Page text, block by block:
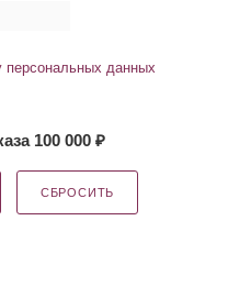
персональных данных
100 000 ₽
СБРОСИТЬ